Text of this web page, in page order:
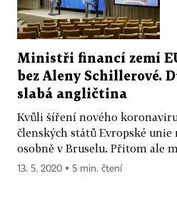
Ministři financí zemí
bez Aleny Schillerové.
slabá angličtina
Kvůli šíření nového
členských států Evropské
osobně v Bruselu. Přitom ale
13. 5. 2020 ▪ 5 min. čtení